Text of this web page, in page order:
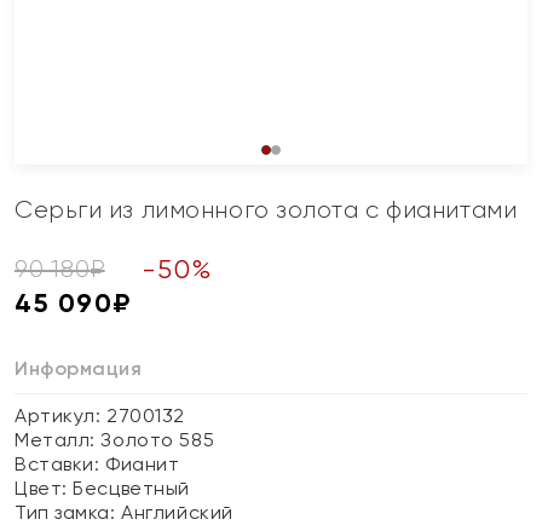
Серьги из лимонного золота с фианитами
90 180₽ -50%
45 090₽
Информация
Артикул: 2700132
Металл:Золото 585
Вставки: Фианит
Цвет:Бесцветный
Тип замка:Английский